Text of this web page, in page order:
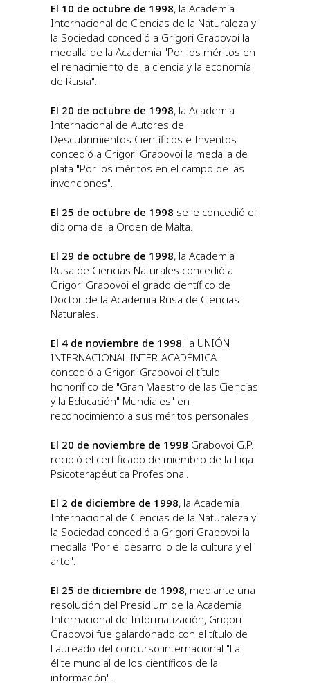
El 10 de octubre de 1998, la Academia
Internacional de Ciencias de la Naturaleza y
la Sociedad concedió a Grigori Grabovoi la
medalla de la Academia "Por los méritos en
el renacimiento de la ciencia y la economía
de Rusia".
El 20 de octubre de 1998, la Academia
Internacional de Autores de
Descubrimientos Científicos e Inventos
concedió a Grigori Grabovoi la medalla de
plata "Por los méritos en el campo de las
invenciones".
El 25 de octubre de 1998 se le concedió el
diploma de la Orden de Malta.
El 29 de octubre de 1998, la Academia
Rusa de Ciencias Naturales concedió a
Grigori Grabovoi el grado científico de
Doctor de la Academia Rusa de Ciencias
Naturales.
El 4 de noviembre de 1998, la UNIÓN
INTERNACIONAL INTER-ACADÉMICA
concedió a Grigori Grabovoi el título
honorífico de "Gran Maestro de las Ciencias
y la Educación" Mundiales" en
reconocimiento a sus méritos personales.
El 20 de noviembre de 1998 Grabovoi G.P.
recibió el certificado de miembro de la Liga
Psicoterapéutica Profesional.
El 2 de diciembre de 1998, la Academia
Internacional de Ciencias de la Naturaleza y
la Sociedad concedió a Grigori Grabovoi la
medalla "Por el desarrollo de la cultura y el
arte".
El 25 de diciembre de 1998, mediante una
resolución del Presidium de la Academia
Internacional de Informatización, Grigori
Grabovoi fue galardonado con el título de
Laureado del concurso internacional "La
élite mundial de los científicos de la
información".